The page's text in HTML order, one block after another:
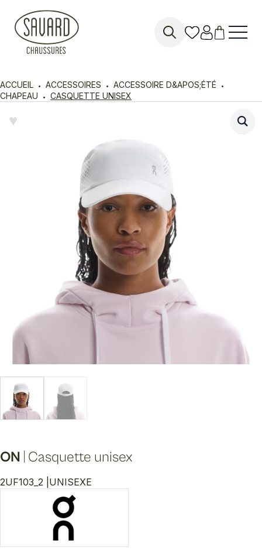
ACCUEIL ACCESSOIRES
ACCESSOIRE D&APOS;ÉTÉ
CHAPEAU
CASQUETTE UNISEX
♥︎
ON Casquette unisex
2UF103_2 | UNISEXE